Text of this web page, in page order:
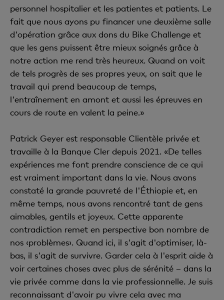
personnel hospitalier et les patientes et patients. Le
fait que nous ayons pu financer une deuxième salle
d'opération grâce aux dons du Bike Challenge et
que les gens puissent être mieux soignés grâce à
notre action me rend très heureux. Quand on voit
de tels progrès de ses propres yeux, on sait que le
travail qui prend beaucoup de temps,
l'entraînement en amont et aussi les épreuves en
cours de route en valent la peine.»
Patrick Geyer est responsable Clientèle privée et
travaille à la Banque Cler depuis 2021. «De telles
expériences me font prendre conscience de ce qui
est vraiment important dans la vie. Nous avons
constaté la grande pauvreté de l'Éthiopie et, en
même temps, nous avons rencontré tant de gens
aimables, gentils et joyeux. Cette apparente
contradiction remet en perspective bon nombre de
nos ‹problèmes›. Quand ici, il s'agit d'optimiser, là-
bas, il s'agit de survivre. Garder cela à l'esprit aide à
voir certaines choses avec plus de sérénité – dans la
vie privée comme dans la vie professionnelle. Je suis
reconnaissant d'avoir pu vivre cela avec ma